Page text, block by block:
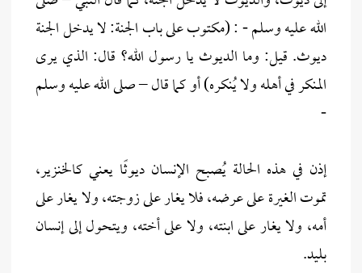
الله عليه وسلم - : (مكتوب على باب الجنة: لا يدخل الجنة
ديوث. قيل: وما الديوث يا رسول الله؟ قال: الذي يرى
المنكر في أهله ولا يُنكره) أو كما قال – صلى الله عليه وسلم
-
إذن في هذه الحالة يُصبح الإنسان ديوثًا يعني كالخنزير،
تموت الغيرة على عرضه، فلا يغار على زوجته، ولا يغار على
أمه، ولا يغار على ابنته، ولا على أخته، ويتحول إلى إنسان
بليد.